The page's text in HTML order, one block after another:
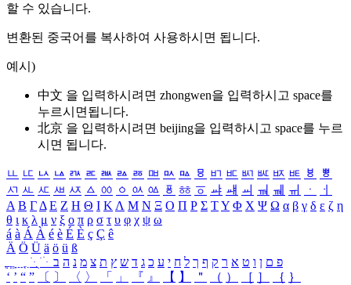
할 수 있습니다.
변환된 중국어를 복사하여 사용하시면 됩니다.
예시)
中文 을 입력하시려면 zhongwen을 입력하시고 space를
누르시면됩니다.
北京 을 입력하시려면 beijing을 입력하시고 space를 누르
시면 됩니다.
ㅥ ㅦ ㅧ ㅨ ㅩ ㅪ ㅫ ㅬ ㅭ ㅮ ㅯ ㅰ ㅱ ㅲ ㅳ ㅴ ㅵ ㅶ ㅷ ㅸ
ㅹ
ㅺ ㅻ ㅼ ㅽ ㅾ ㅿ ㆀ ㆁ ㆂ ㆃ ㆄ ㆅ ㆆ ㆇ ㆈ ㆉ ㆊ ㆋ ㆌ ㆍ
ㆎ
Α Β ΓΔ Ε Ζ Η Θ Ι ΚΛ Μ Ν Ξ Ο Π Ρ Σ ΤΥ Φ Χ Ψ Ω α β γ δ ε ζ η
θ ι κ λ μ ν ξ ο π ρ σ τ υ φ χ ψ ω
á à Á À é è É È ç Ç ê
Ä Ö Ü ä ö ü ß
ִֶֹ ֻּ ׁׂ פ ם ן ו ט א ר ק ף ך ל ח י ע כ ג ד ש ץ ת צ מ נ ה ב
‘ ’ “ ” 〔 〕 〈 〉 「 」 『 』 【 】 ＂ （ ） ［ ］ ｛ ｝